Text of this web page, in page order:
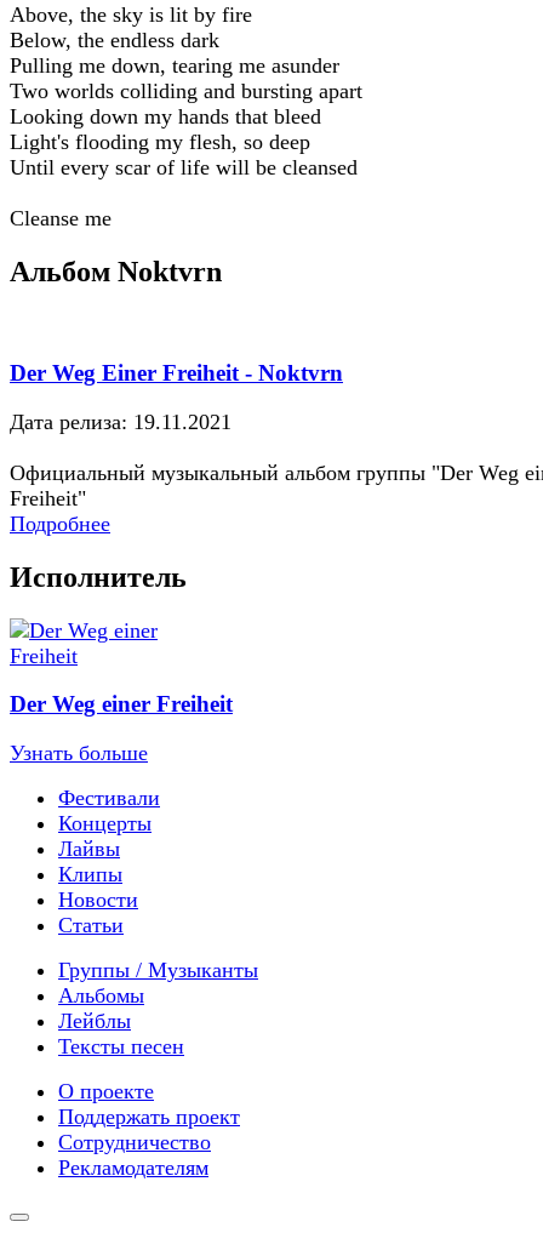
Above, the sky is lit by fire
Below, the endless dark
Pulling me down, tearing me asunder
Two worlds colliding and bursting apart
Looking down my hands that bleed
Light's flooding my flesh, so deep
Until every scar of life will be cleansed
Cleanse me
Альбом Noktvrn
Der Weg Einer Freiheit - Noktvrn
Дата релиза: 19.11.2021
Официальный музыкальный альбом группы "Der Weg
Freiheit"
Подробнее
Исполнитель
Der Weg einer Freiheit
Узнать больше
Фестивали
Концерты
Лайвы
Клипы
Новости
Статьи
Группы / Музыканты
Альбомы
Лейблы
Тексты песен
О проекте
Поддержать проект
Сотрудничество
Рекламодателям